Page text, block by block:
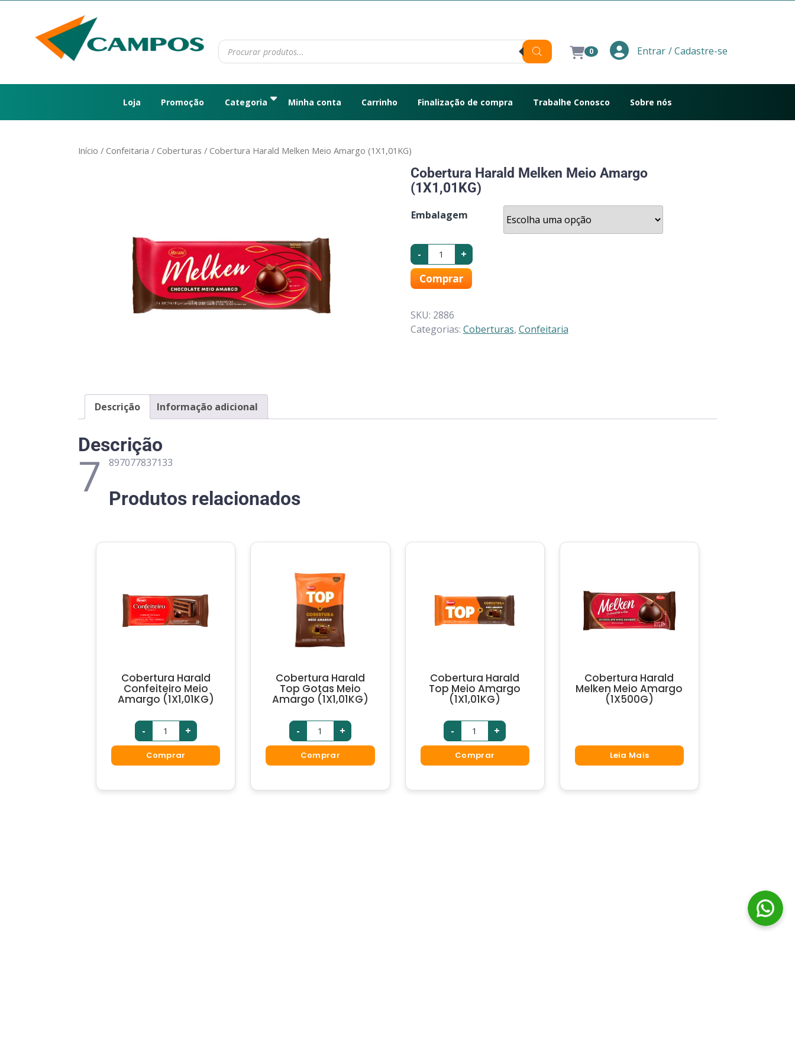
0 Entrar / Cadastre-se
Loja Promoção Categoria Minha conta Carrinho Finalização de compra Trabalhe Conosco Sobre nós
Início / Confeitaria / Coberturas / Cobertura Harald Melken Meio Amargo (1X1,01KG)
Cobertura Harald Melken Meio Amargo
(1X1,01KG)
Embalagem
- +
Comprar
SKU: 2886
Categorias: Coberturas, Confeitaria
Descrição Informação adicional
Descrição
7 897077837133
Produtos relacionados
Cobertura Harald
Confeiteiro Meio
Amargo (1X1,01KG)
- +
Comprar
Cobertura Harald
Top Gotas Meio
Amargo (1X1,01KG)
- +
Comprar
Cobertura Harald
Top Meio Amargo
(1X1,01KG)
- +
Comprar
Cobertura Harald
Melken Meio Amargo
(1X500G)
Leia Mais